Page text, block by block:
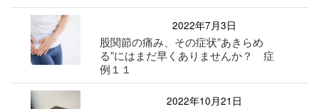
2022年7月3日
股関節の痛み、その症状”あきらめ
る”にはまだ早くありませんか？ 症
例１１
2022年10月21日